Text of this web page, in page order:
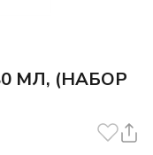
МЛ, (НАБОР